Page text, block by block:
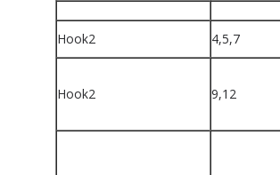
Hook2 4,5,7
Hook2 9,12